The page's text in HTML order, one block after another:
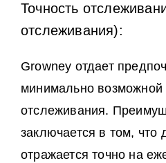
Точность
отслеживания):
Growney отдает
минимально возможной
отслеживания.
заключается в том,
отражается точно на